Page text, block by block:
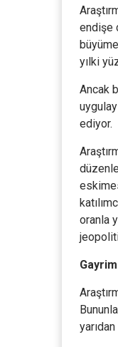
endişe
yılki
Ancak
ediyor.
oranla